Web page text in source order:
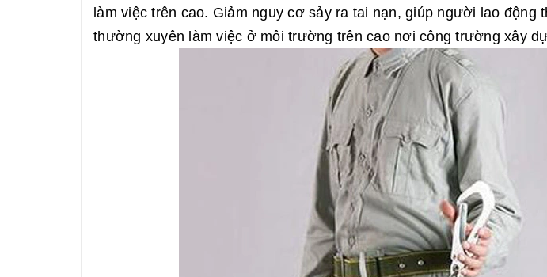
làm việc trên cao. Giảm nguy cơ sảy ra tai nạn, giúp người lao động
thường xuyên làm việc ở môi trường trên cao nơi công trường xây